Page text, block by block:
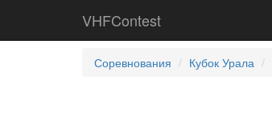
VHFContest
Соревнования Кубок Урала